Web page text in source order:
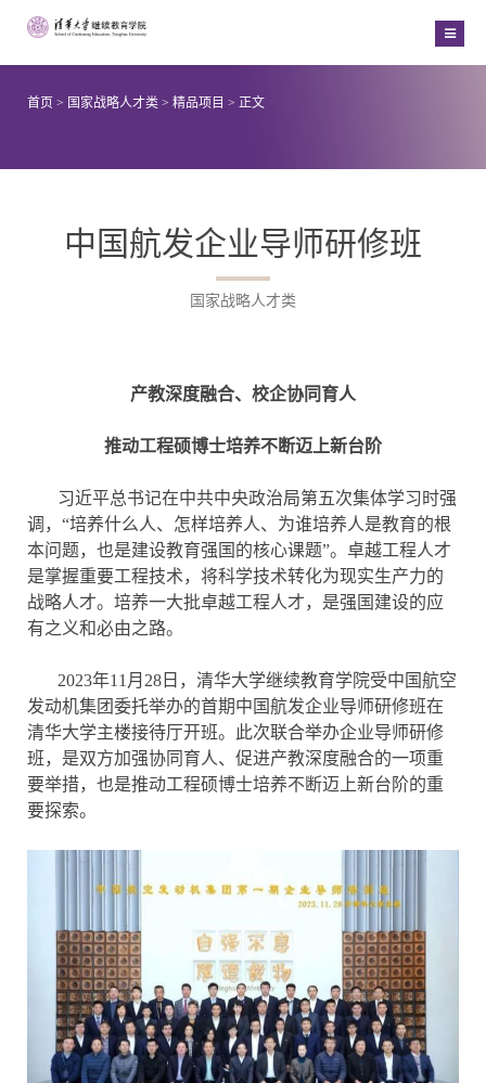
首页 > 国家战略人才类 > 精品项目 > 正文
中国航发企业导师研修班
国家战略人才类
产教深度融合、校企协同育人
推动工程硕博士培养不断迈上新台阶
习近平总书记在中共中央政治局第五次集体学习时强
调，“培养什么人、怎样培养人、为谁培养人是教育的根
本问题，也是建设教育强国的核心课题”。卓越工程人才
是掌握重要工程技术，将科学技术转化为现实生产力的
战略人才。培养一大批卓越工程人才，是强国建设的应
有之义和必由之路。
2023年11月28日，清华大学继续教育学院受中国航空
发动机集团委托举办的首期中国航发企业导师研修班在
清华大学主楼接待厅开班。此次联合举办企业导师研修
班，是双方加强协同育人、促进产教深度融合的一项重
要举措，也是推动工程硕博士培养不断迈上新台阶的重
要探索。